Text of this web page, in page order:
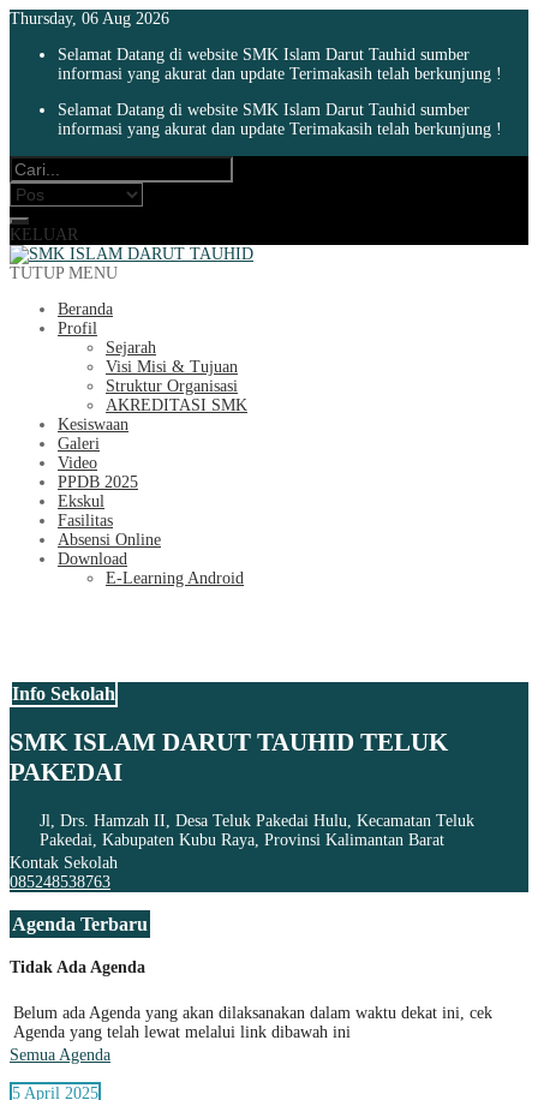
Thursday, 06 Aug 2026
Selamat Datang di website SMK Islam Darut Tauhid sumber
informasi yang akurat dan update Terimakasih telah berkunjung !
Selamat Datang di website SMK Islam Darut Tauhid sumber
informasi yang akurat dan update Terimakasih telah berkunjung !
KELUAR
TUTUP MENU
Beranda
Profil
Sejarah
Visi Misi & Tujuan
Struktur Organisasi
AKREDITASI SMK
Kesiswaan
Galeri
Video
PPDB 2025
Ekskul
Fasilitas
Absensi Online
Download
E-Learning Android
Info Sekolah
SMK ISLAM DARUT TAUHID TELUK
PAKEDAI
Jl, Drs. Hamzah II, Desa Teluk Pakedai Hulu, Kecamatan Teluk
Pakedai, Kabupaten Kubu Raya, Provinsi Kalimantan Barat
Kontak Sekolah
085248538763
Agenda Terbaru
Tidak Ada Agenda
Belum ada Agenda yang akan dilaksanakan dalam waktu dekat ini, cek
Agenda yang telah lewat melalui link dibawah ini
Semua Agenda
5 April 2025